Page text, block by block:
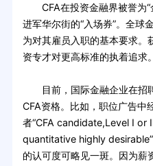
CFA在投资金融界被誉为“
进军华尔街的“入场券”。全球
为对其雇员入职的基本要求。
资专才对更高标准的执着追求。
目前，国际金融企业在招
CFA资格。比如，职位广告中
者“CFA candidate,Level I
quantitative highly
的认可度可略见一斑。因为薪